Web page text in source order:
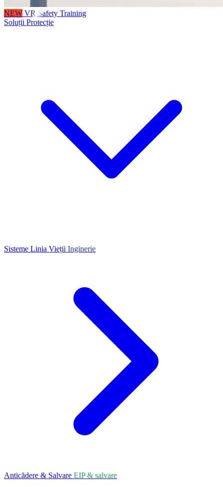
NEW VR Safety Training
Soluții Protecție
Sisteme Linia Vieții Inginerie
Anticădere & Salvare EIP & salvare